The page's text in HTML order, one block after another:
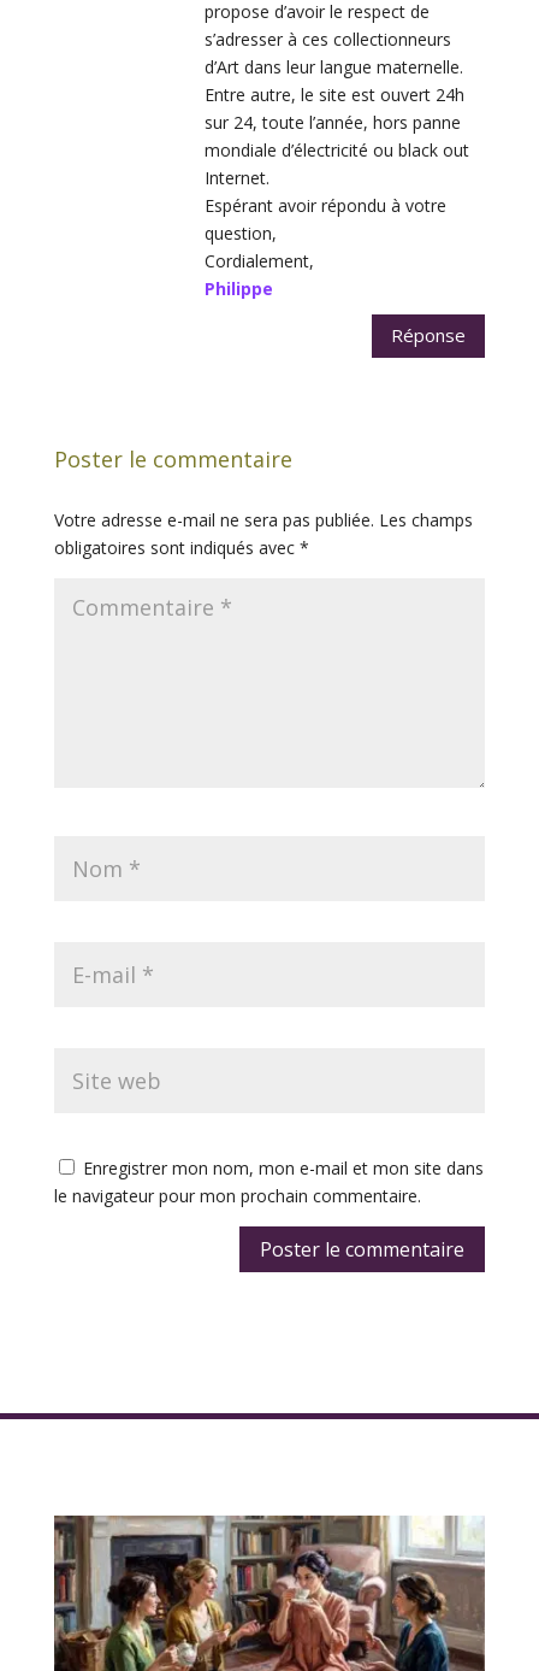
propose d’avoir le respect de
s’adresser à ces collectionneurs
d’Art dans leur langue maternelle.
Entre autre, le site est ouvert 24h
sur 24, toute l’année, hors panne
mondiale d’électricité ou black out
Internet.
Espérant avoir répondu à votre
question,
Cordialement,
Philippe
Réponse
Poster le commentaire
Votre adresse e-mail ne sera pas publiée. Les champs
obligatoires sont indiqués avec *
Enregistrer mon nom, mon e-mail et mon site dans
le navigateur pour mon prochain commentaire.